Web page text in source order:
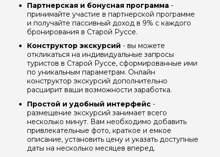
Партнерская и бонусная программа -
принимайте участие в партнерской программе
и получайте пассивный доход в 9% с каждого
бронирования в Старой Руссе.
Конструктор экскурсий - вы можете
откликаться на индивидуальные запросы
туристов в Старой Руссе, сформированные ими
по уникальным параметрам. Онлайн
конструктор экскурсий дополнительно
расширит ваши возможности заработка.
Простой и удобный интерфейс -
размещение экскурсий занимает всего
несколько минут. Вам необходимо добавить
привлекательные фото, краткое и емкое
описание, установить цену и указать доступные
даты на несколько месяцев вперед.